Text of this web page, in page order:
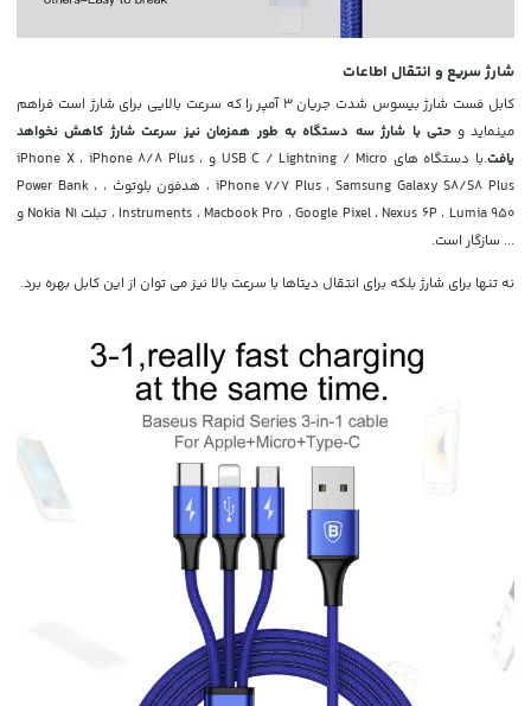
شارژ سریع و انتقال اطاعات
کابل فست شارژ بیسوس شدت جریان 3 آمپر را
که سرعت بالایی برای شارژ است فراهم
مینماید و حتی با شارژ سه دستگاه به طور همزمان نیز سرعت شارژ کاهش نخواهد
یافت.
با دستگاه های USB C / Lightning / Micro و iPhone X ، iPhone 8/8 Plus ،
iPhone 7/7 Plus ، Samsung Galaxy S8/S8 Plus ، هدفون بلوتوث ، Power Bank ،
Instruments ، Macbook Pro ، Google Pixel ، Nexus 6P ، Lumia 950 ، تبلت Nokia N1 و
... سازگار است.
نه تنها برای شارژ بلکه برای انتقال دیتاها با سرعت بالا نیز می توان از این کابل بهره برد.